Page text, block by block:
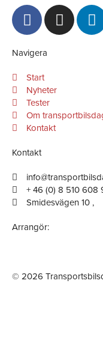
F
a
c
e
b
o
o
k
-
f
I
n
s
a
L
i
n
n
Navigera
Start
Nyheter
Tester
Om
Kontakt
Kontakt
+ 46 (0) 8 510 608
Smidesvägen 10 ,
Arrangör:
© 2026